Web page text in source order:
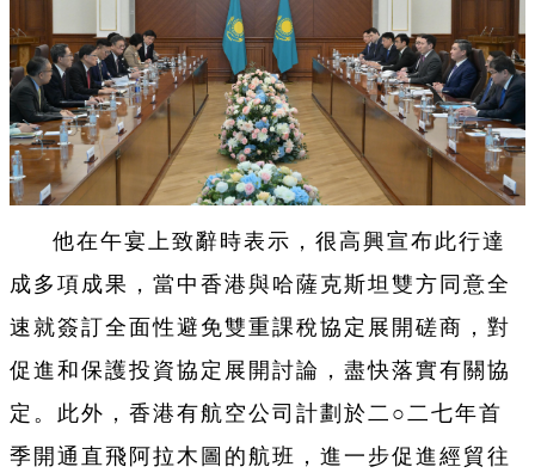
他在午宴上致辭時表示，很高興宣布此行達
成多項成果，當中香港與哈薩克斯坦雙方同意全
速就簽訂全面性避免雙重課稅協定展開磋商，對
促進和保護投資協定展開討論，盡快落實有關協
定。此外，香港有航空公司計劃於二○二七年首
季開通直飛阿拉木圖的航班，進一步促進經貿往